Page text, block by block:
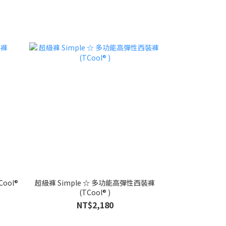
超級褲 Simple ☆ 多功能高彈性西裝褲
(TCool® )
NT$2,180